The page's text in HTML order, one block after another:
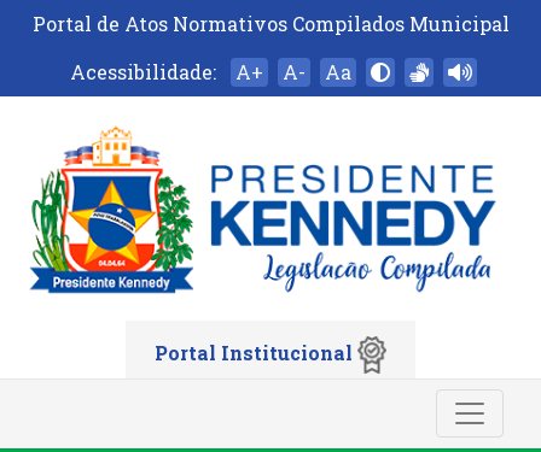
Portal de Atos Normativos Compilados Municipal
Acessibilidade:
A+ A- Aa
Portal Institucional